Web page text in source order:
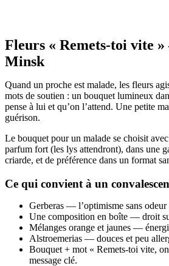
Fleurs « Remets-toi vite
Minsk
Quand un proche est malade, les fleurs
mots de soutien : un bouquet lumineux
pense à lui et qu’on l’attend. Une petite
guérison.
Le bouquet pour un malade se choisit
parfum fort (les lys attendront), dans une
criarde, et de préférence dans un format
Ce qui convient à un
Gerberas — l’optimisme sans odeur
Une composition en boîte — droit
Mélanges orange et jaunes —
Alstroemerias — douces et peu
Bouquet + mot « Remets-toi vite,
message clé.